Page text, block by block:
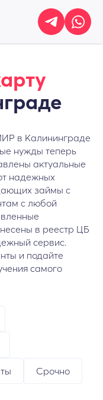
в Калининграде
нужды теперь
актуальные
надежных
займы с
с любой
в реестр ЦБ
сервис.
и подайте
самого
Срочно